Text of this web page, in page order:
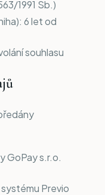
1991 Sb.)
6 let od
souhlasu
GoPay s.r.o.
Previo